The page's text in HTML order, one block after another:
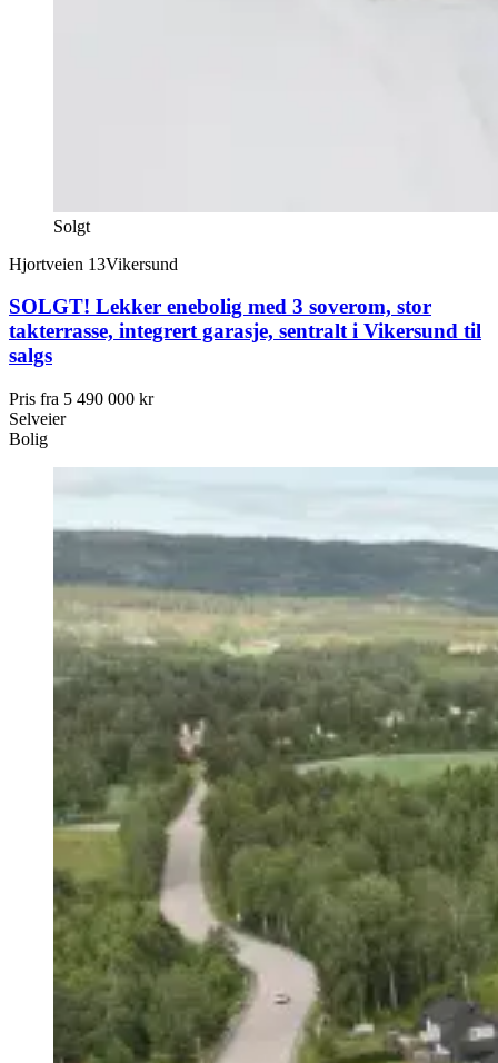
Solgt
Hjortveien 13Vikersund
SOLGT! Lekker enebolig med 3 soverom, stor
takterrasse, integrert garasje, sentralt i Vikersund til
salgs
Pris fra 5 490 000 kr
Selveier
Bolig